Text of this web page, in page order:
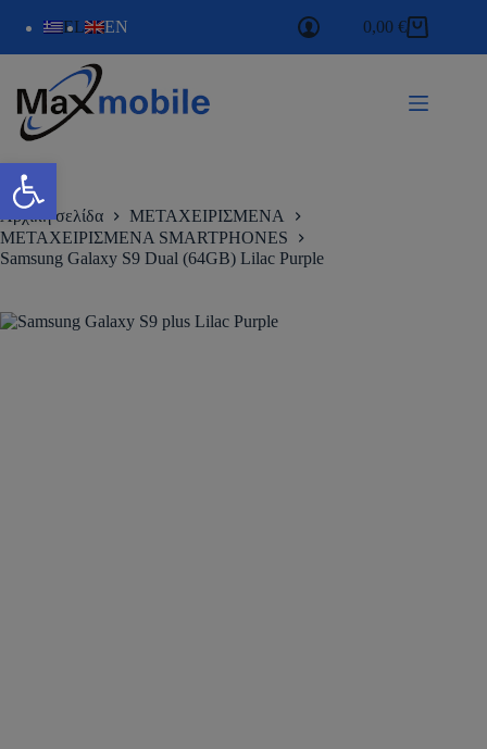
Ανοίξτε τη γραμμή εργαλείων
EL EN 0,00€
Αρχική σελίδα
ΜΕΤΑΧΕΙΡΙΣΜΕΝΑ
ΜΕΤΑΧΕΙΡΙΣΜΕΝΑ SMARTPHONES
Samsung Galaxy S9 Dual (64GB) Lilac Purple